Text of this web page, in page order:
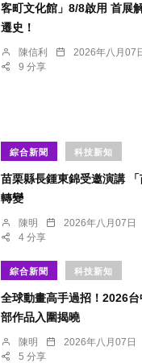
客町文化館」8/8啟用 首展
遷史！
陳信利 2026年八月07
9 分享
綜合新聞 科技新知
苗栗縣長鍾東錦受邀演講
轉變
陳明 2026年八月07日
4 分享
綜合新聞 科技新知
全球動畫高手過招！2026
部作品入圍揭曉
陳明 2026年八月07日
5 分享